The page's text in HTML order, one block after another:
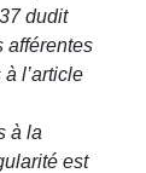
dudit
afférentes
l’article
à la
est